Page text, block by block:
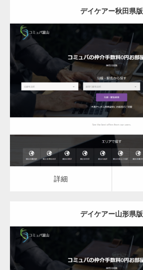
デイケアー秋田県版
更新日： 2023.03.09
デイケア
詳細 検索サイト
詳細
デイケアー山形県版